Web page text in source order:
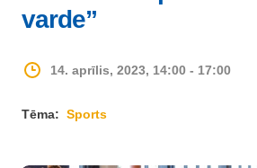
varde”
14. aprīlis, 2023, 14:00 - 17:00
Tēma: Sports